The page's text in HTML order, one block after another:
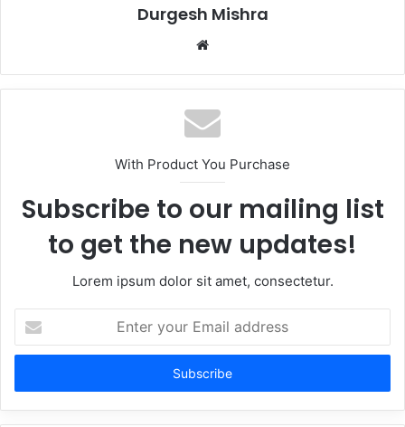
Durgesh Mishra
Website
With Product You Purchase
Subscribe to our mailing list
to get the new updates!
Lorem ipsum dolor sit amet, consectetur.
your
Email